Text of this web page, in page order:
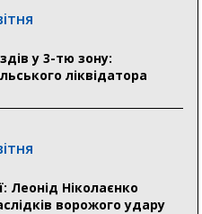
допомогу на зиму
пенсій: у
пояснили, що робити
міста Суми»
у 3-тю зону:
ліквідатора
Леонід Ніколаєнко
ворожого удару